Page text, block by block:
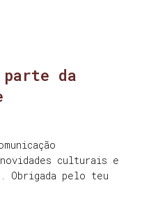
da
culturais e
Obrigada pelo teu